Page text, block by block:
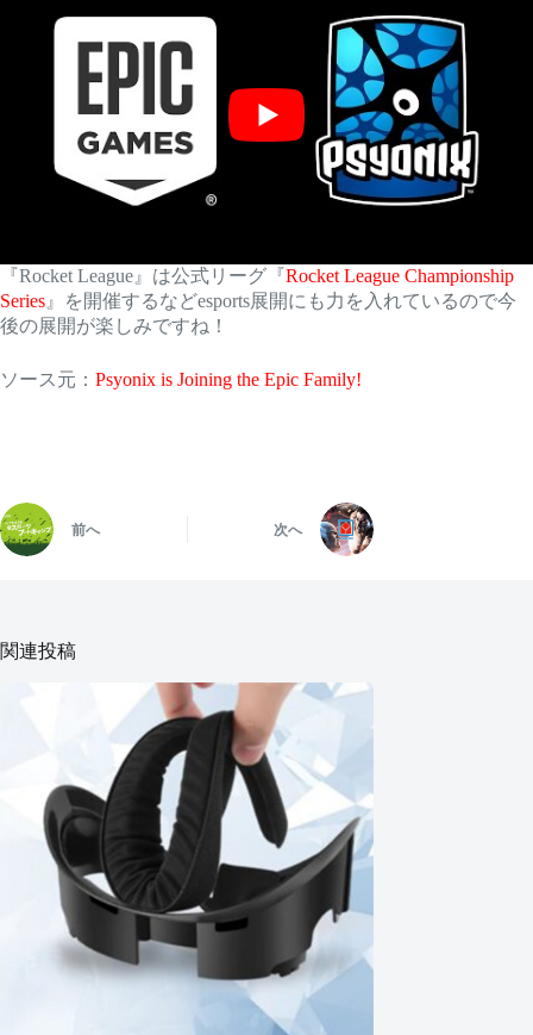
『Rocket League』は公式リーグ『Rocket League Championship
Series 』を開催するなどesports展開にも力を入れているので今
後の展開が楽しみですね！
ソース元： Psyonix is Joining the Epic Family!
前へ 次へ
関連投稿